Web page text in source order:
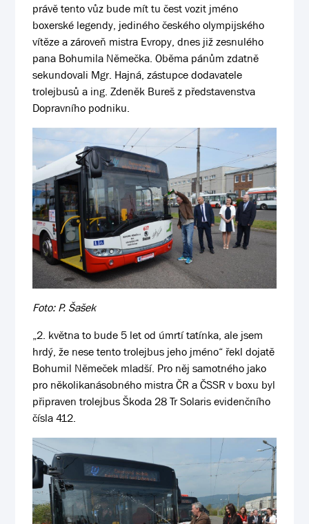
právě tento vůz bude mít tu čest vozit jméno
boxerské legendy, jediného českého olympijského
vítěze a zároveň mistra Evropy, dnes již zesnulého
pana Bohumila Němečka. Oběma pánům zdatně
sekundovali Mgr. Hajná, zástupce dodavatele
trolejbusů a ing. Zdeněk Bureš z představenstva
Dopravního podniku.
Foto: P. Šašek
„2. května to bude 5 let od úmrtí tatínka, ale jsem
hrdý, že nese tento trolejbus jeho jméno“ řekl dojatě
Bohumil Němeček mladší. Pro něj samotného jako
pro několikanásobného mistra ČR a ČSSR v boxu byl
připraven trolejbus Škoda 28 Tr Solaris evidenčního
čísla 412.